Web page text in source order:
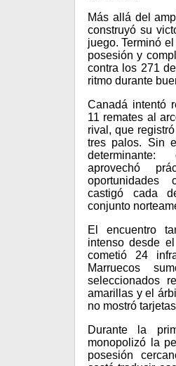
Más allá del
construyó su
juego. Terminó
posesión y
contra los 271
ritmo durante
Canadá intentó
11 remates al
rival, que
tres palos. Sin
aprovechó
castigó cada
conjunto
El encuentro
intenso desde
cometió 24
Marruecos
seleccionados
amarillas y el
no mostró
Durante la
monopolizó la
posesión